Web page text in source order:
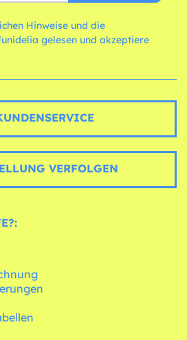
Hinweise und die
VERFOLGEN